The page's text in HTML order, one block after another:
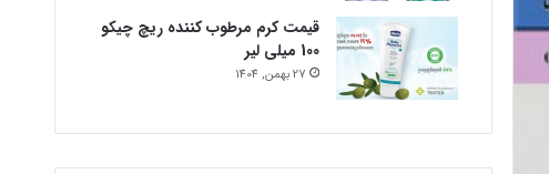
قیمت کرم مرطوب کننده ریچ چیکو
100 میلی لیر
27 بهمن, 1404